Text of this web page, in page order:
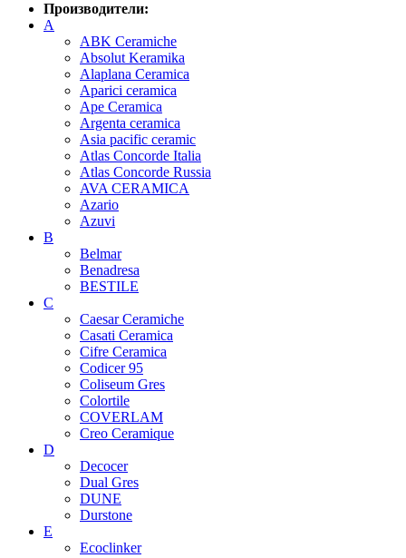
Производители:
A
ABK Ceramiche
Absolut Keramika
Alaplana Ceramica
Aparici ceramica
Ape Ceramica
Argenta ceramica
Asia pacific ceramic
Atlas Concorde Italia
Atlas Concorde Russia
AVA CERAMICA
Azario
Azuvi
B
Belmar
Benadresa
BESTILE
C
Caesar Ceramiche
Casati Ceramica
Cifre Ceramica
Codicer 95
Coliseum Gres
Colortile
COVERLAM
Creo Ceramique
D
Decocer
Dual Gres
DUNE
Durstone
E
Ecoclinker